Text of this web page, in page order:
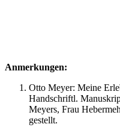
Anmerkungen:
Otto Meyer: Meine
Handschriftl.
Meyers, Frau
gestellt.